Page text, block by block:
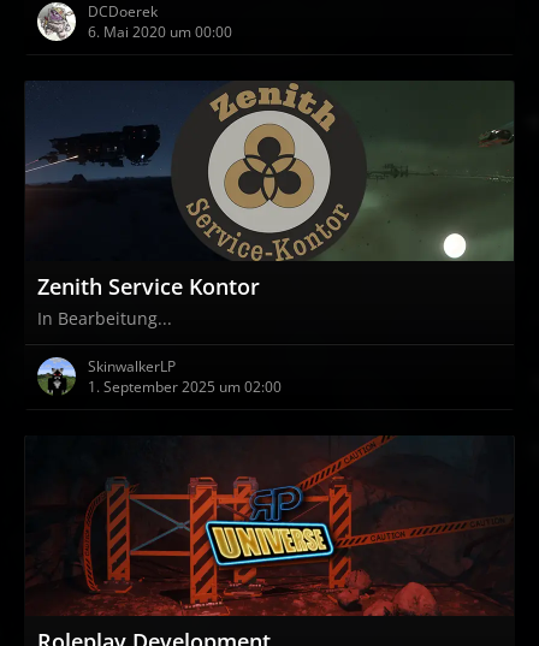
DCDoerek
6. Mai 2020 um 00:00
Zenith Service Kontor
In Bearbeitung...
SkinwalkerLP
1. September 2025 um 02:00